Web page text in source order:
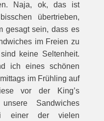
Naja, ok, das ist
übertrieben,
gesagt sein, dass es
im Freien zu
keine Seltenheit.
ich eines schönen
im Frühling auf
vor der King’s
Sandwiches
einer der vielen